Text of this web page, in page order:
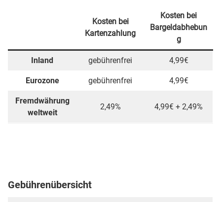
Kosten bei
Kartenzahlung
Kosten bei
Bargeldabhebun
g
Inland gebührenfrei 4,99€
Eurozone gebührenfrei 4,99€
Fremdwährung
weltweit
2,49% 4,99€ + 2,49%
Gebührenübersicht